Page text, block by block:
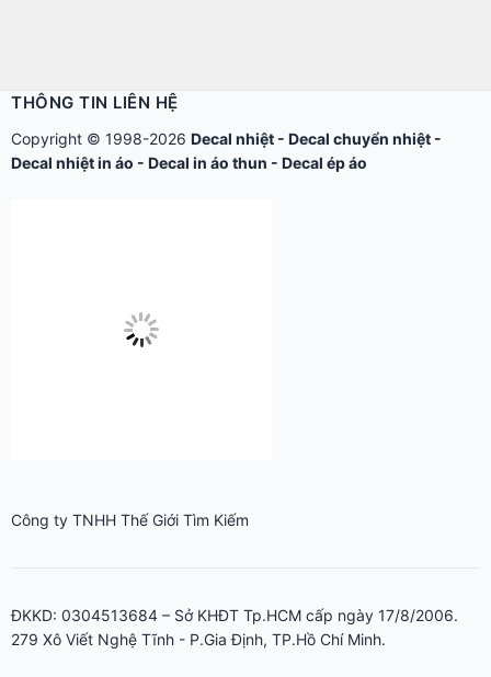
THÔNG TIN LIÊN HỆ
Copyright © 1998-2026 Decal nhiệt - Decal chuyển nhiệt -
Decal nhiệt in áo - Decal in áo thun - Decal ép áo
Công ty TNHH Thế Giới Tìm Kiếm
Điện thoại: 028.2230.6666 - 028.2239.7979